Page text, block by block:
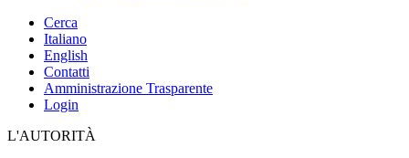
Cerca
Italiano
English
Contatti
Amministrazione Trasparente
Login
L'AUTORITÀ